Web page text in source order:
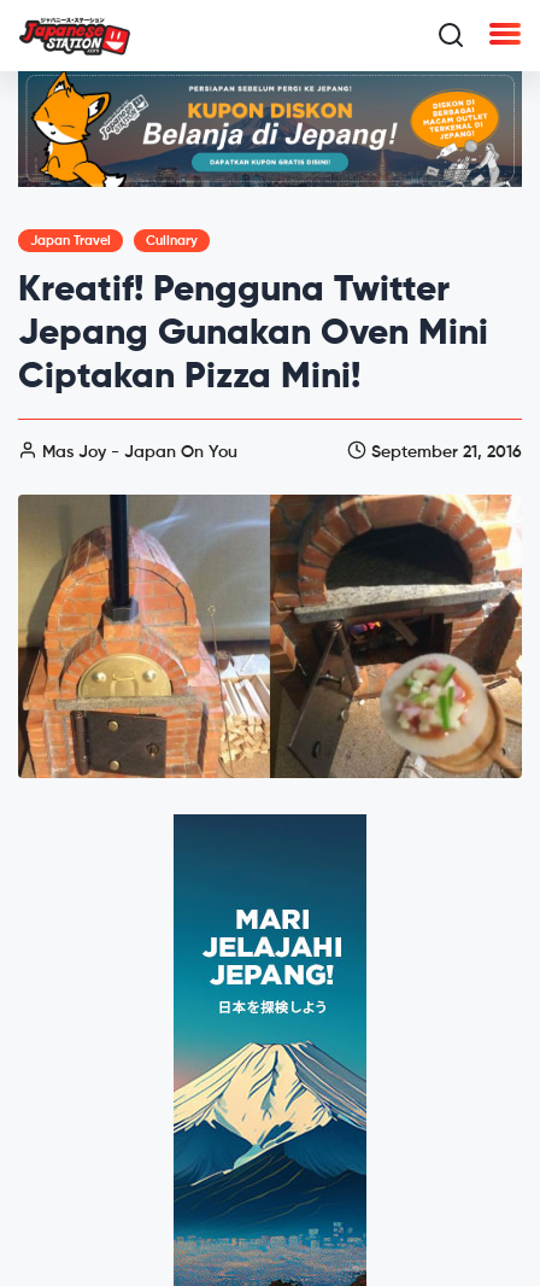
Japan Travel Culinary
Kreatif! Pengguna Twitter
Jepang Gunakan Oven Mini
Ciptakan Pizza Mini!
Mas Joy - Japan On You September 21, 2016